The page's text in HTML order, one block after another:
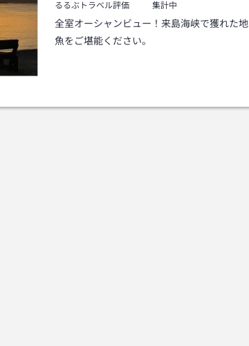
るるぶトラベル評価
集計中
全室オーシャンビュー！来島海峡で獲れた地
魚をご堪能ください。